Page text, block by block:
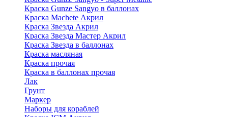
Краска Gunze Sangyo в баллонах
Краска Machete Акрил
Краска Звезда Акрил
Краска Звезда Мастер Акрил
Краска Звезда в баллонах
Краска масляная
Краска прочая
Краска в баллонах прочая
Лак
Грунт
Маркер
Наборы для кораблей